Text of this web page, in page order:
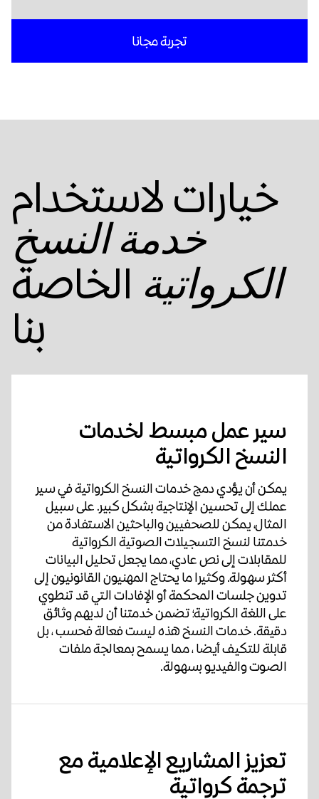
تجربة مجانا
خيارات لاستخدام
خدمة النسخ
الكرواتية الخاصة
بنا
سير عمل مبسط لخدمات
النسخ الكرواتية
يمكن أن يؤدي دمج خدمات النسخ الكرواتية في سير
عملك إلى تحسين الإنتاجية بشكل كبير. على سبيل
المثال، يمكن للصحفيين والباحثين الاستفادة من
خدمتنا لنسخ التسجيلات الصوتية الكرواتية
للمقابلات إلى نص عادي، مما يجعل تحليل البيانات
أكثر سهولة. وكثيرا ما يحتاج المهنيون القانونيون إلى
تدوين جلسات المحكمة أو الإفادات التي قد تنطوي
على اللغة الكرواتية؛ تضمن خدمتنا أن لديهم وثائق
دقيقة. خدمات النسخ هذه ليست فعالة فحسب ، بل
قابلة للتكيف أيضا ، مما يسمح بمعالجة ملفات
الصوت والفيديو بسهولة.
تعزيز المشاريع الإعلامية مع
ترجمة كرواتية